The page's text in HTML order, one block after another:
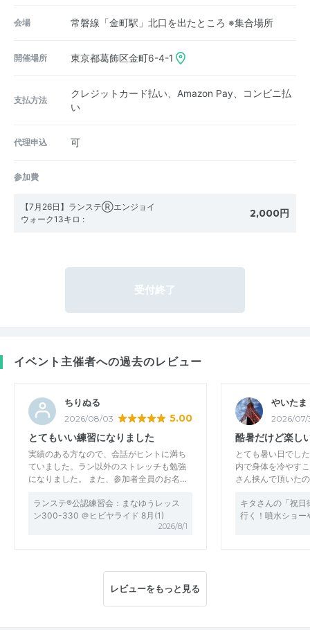
会場 常磐線「金町駅」北口を出たところ ※集合場所
開催場所 東京都葛飾区金町6-4-1
支払方法
クレジットカード払い、Amazon Pay、コンビニ払
い
代理申込 可
参加費
【7月26日】ランステⓇエンジョイ
ウォーク13キロ : 2,000円
受付終了
イベント主催者への過去のレビュー
ちりぬる
2026/08/03 5.00
とてもいい練習になりました
実績のある方なので、会話がヒントに満ち
ていました。ラン以外のストレッチも勉強
になりました。 また、参加者全員のお名…
ランステ®公認練習会：まなゆうレッス
ン300-330 ＠ヒビヤライド 8月(1)
2026/8/1
やいたま
2026/07/
酷暑だけど楽し
とても暑い日でし
内で身体を冷やす
さん挟んで頂いた
キタさんの「祝日
行く！噴水ショ
レビューをもっと見る